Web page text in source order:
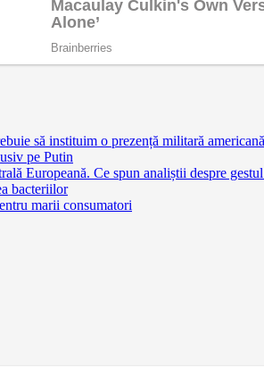
să instituim o prezență militară
pe Putin
Europeană. Ce spun analiștii despre
bacteriilor
marii consumatori